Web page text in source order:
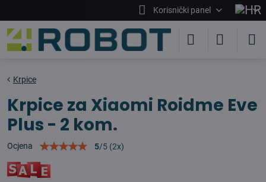
Korisnički panel
Krpice
Krpice za Xiaomi Roidme Eve
Plus - 2 kom.
Ocjena 5/5 (2x)